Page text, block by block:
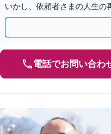
いかし、依頼者さまの人生の
をうかがい総合的にベストな
電話でお問い合わ